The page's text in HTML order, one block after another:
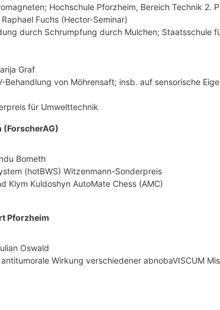
Hochschule Pforzheim, Bereich Technik 2.
Fuchs (Hector-Seminar)
durch Schrumpfung durch Mulchen; Staatsschule
Graf
Behandlung von Möhrensaft; insb. auf sensorische
für Umwelttechnik
(ForscherAG)
Bometh
(hotBWS) Witzenmann-Sonderpreis
Klym Kuldoshyn AutoMate Chess (AMC)
Pforzheim
Oswald
Wirkung verschiedener abnobaVISCUM